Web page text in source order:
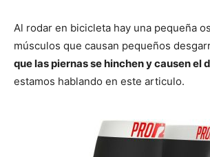
Al rodar en bicicleta hay una pequeña
músculos que causan pequeños
que las piernas se hinchen y causen el
estamos hablando en este articulo.